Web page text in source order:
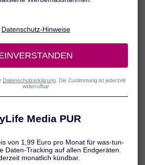
Nacken, verspannten Schultern und